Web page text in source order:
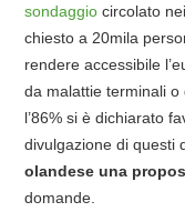
sondaggio circolato
chiesto a 20mila
rendere accessibile
da malattie terminali
l’86% si è dichiarato
divulgazione di questi
olandese una
domande.